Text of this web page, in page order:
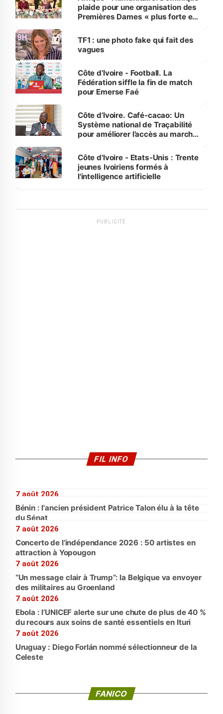
plaide pour une organisation des
Premières Dames « plus forte et
sur la scène internationale »
TF1 : une photo fake qui fait des
vagues
Côte d’Ivoire - Football. La
Fédération siffle la fin de match
pour Emerse Faé
Côte d’Ivoire. Café-cacao: Un
Système national de Traçabilité
pour améliorer l’accès au marché
Côte d'Ivoire - Etats-Unis : Trente
jeunes Ivoiriens formés à
l'intelligence artificielle
PUBLICITÉ
FIL INFO
7 août 2026
Bénin : l'ancien président Patrice Talon élu à la tête
du Sénat
7 août 2026
Concerto de l’indépendance 2026 : 50 artistes en
attraction à Yopougon
7 août 2026
“Un message clair à Trump”: la Belgique va envoyer
des militaires au Groenland
7 août 2026
Ebola : l’UNICEF alerte sur une chute de plus de 40 %
du recours aux soins de santé essentiels en Ituri
7 août 2026
Uruguay : Diego Forlán nommé sélectionneur de la
Celeste
FANICO